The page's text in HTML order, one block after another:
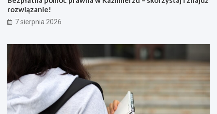
rozwiązanie!
7 sierpnia 2026